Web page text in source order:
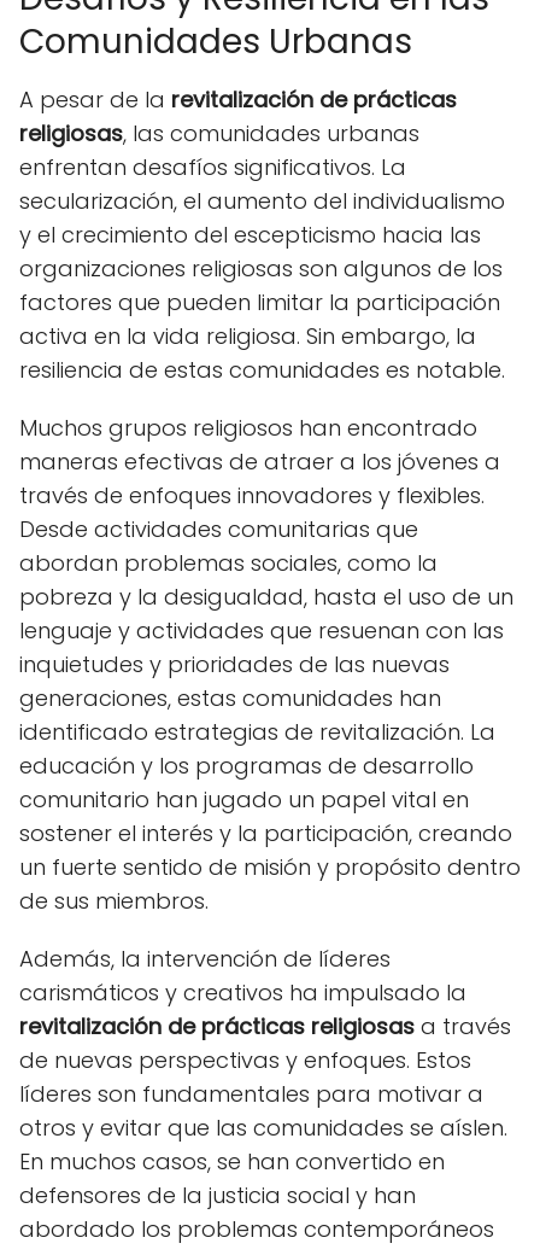
Comunidades Urbanas
A pesar de la revitalización de prácticas
religiosas, las comunidades urbanas
enfrentan desafíos significativos. La
secularización, el aumento del individualismo
y el crecimiento del escepticismo hacia las
organizaciones religiosas son algunos de los
factores que pueden limitar la participación
activa en la vida religiosa. Sin embargo, la
resiliencia de estas comunidades es notable.
Muchos grupos religiosos han encontrado
maneras efectivas de atraer a los jóvenes a
través de enfoques innovadores y flexibles.
Desde actividades comunitarias que
abordan problemas sociales, como la
pobreza y la desigualdad, hasta el uso de un
lenguaje y actividades que resuenan con las
inquietudes y prioridades de las nuevas
generaciones, estas comunidades han
identificado estrategias de revitalización. La
educación y los programas de desarrollo
comunitario han jugado un papel vital en
sostener el interés y la participación, creando
un fuerte sentido de misión y propósito dentro
de sus miembros.
Además, la intervención de líderes
carismáticos y creativos ha impulsado la
revitalización de prácticas religiosas a través
de nuevas perspectivas y enfoques. Estos
líderes son fundamentales para motivar a
otros y evitar que las comunidades se aíslen.
En muchos casos, se han convertido en
defensores de la justicia social y han
abordado los problemas contemporáneos